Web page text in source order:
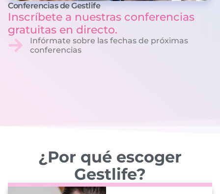
Conferencias de Gestlife
Inscríbete a nuestras conferencias
gratuitas en directo.
Infórmate sobre las fechas de próximas
conferencias
¿Por qué escoger
Gestlife?